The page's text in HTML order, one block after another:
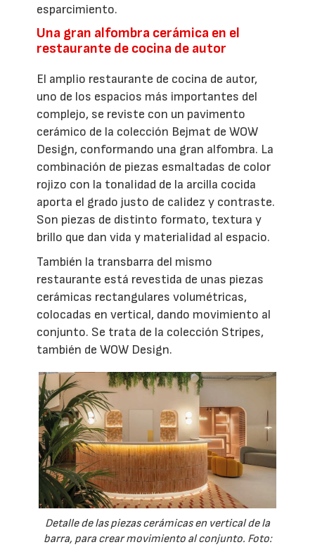
esparcimiento.
Una gran alfombra cerámica en el
restaurante de cocina de autor
El amplio restaurante de cocina de autor,
uno de los espacios más importantes del
complejo, se reviste con un pavimento
cerámico de la colección Bejmat de WOW
Design, conformando una gran alfombra. La
combinación de piezas esmaltadas de color
rojizo con la tonalidad de la arcilla cocida
aporta el grado justo de calidez y contraste.
Son piezas de distinto formato, textura y
brillo que dan vida y materialidad al espacio.
También la transbarra del mismo
restaurante está revestida de unas piezas
cerámicas rectangulares volumétricas,
colocadas en vertical, dando movimiento al
conjunto. Se trata de la colección Stripes,
también de WOW Design.
Detalle de las piezas cerámicas en vertical de la
barra, para crear movimiento al conjunto. Foto: